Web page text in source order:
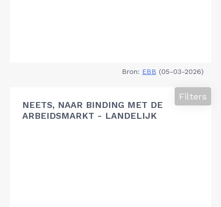
Bron: EBB (05-03-2026)
NEETS, NAAR BINDING MET DE
ARBEIDSMARKT - LANDELIJK
Filters